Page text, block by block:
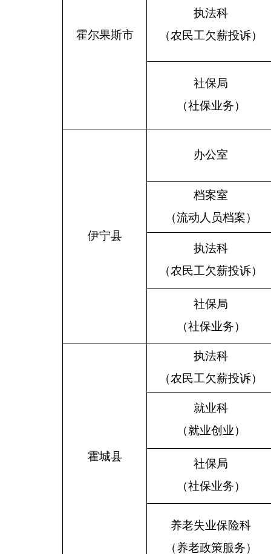
霍尔果斯市
执法科
（农民工欠薪投诉）
社保局
（社保业务）
伊宁县
办公室
档案室
（流动人员档案）
执法科
（农民工欠薪投诉）
社保局
（社保业务）
霍城县
执法科
（农民工欠薪投诉）
就业科
（就业创业）
社保局
（社保业务）
养老失业保险科
（养老政策服务）